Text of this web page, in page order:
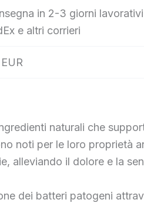
in 2-3 giorni
e altri corrieri
naturali che
noti per le loro
alleviando il dolore e la
dei batteri patogeni